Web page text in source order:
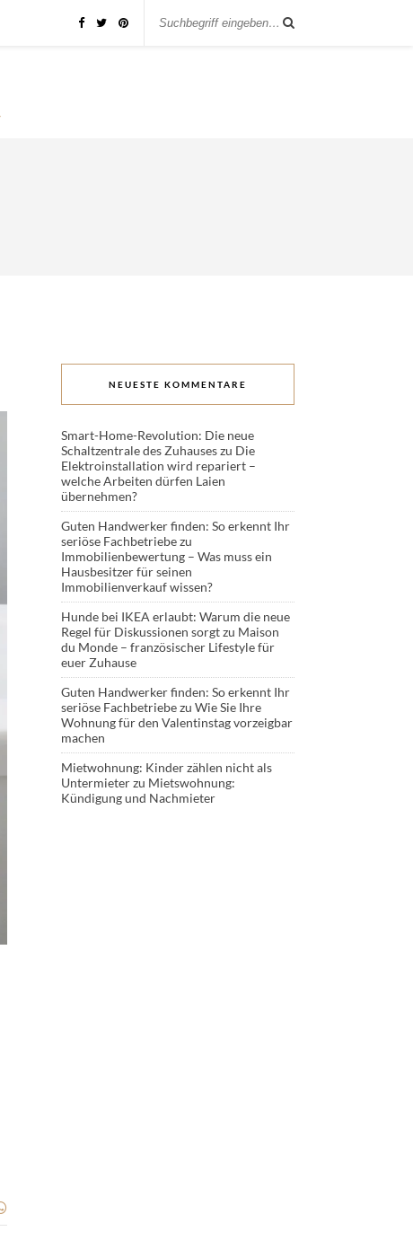
NEUESTE KOMMENTARE
Smart-Home-Revolution: Die neue
Schaltzentrale des Zuhauseszu Die
Elektroinstallation wird repariert –
welche Arbeiten dürfen Laien
übernehmen?
Guten Handwerker finden: So erkennt Ihr
seriöse Fachbetriebezu
Immobilienbewertung – Was muss ein
Hausbesitzer für seinen
Immobilienverkauf wissen?
Hunde bei IKEA erlaubt: Warum die neue
Regel für Diskussionen sorgtzu Maison
du Monde – französischer Lifestyle für
euer Zuhause
Guten Handwerker finden: So erkennt Ihr
seriöse Fachbetriebezu Wie Sie Ihre
Wohnung für den Valentinstag vorzeigbar
machen
Mietwohnung: Kinder zählen nicht als
Untermieterzu Mietswohnung:
Kündigung und Nachmieter